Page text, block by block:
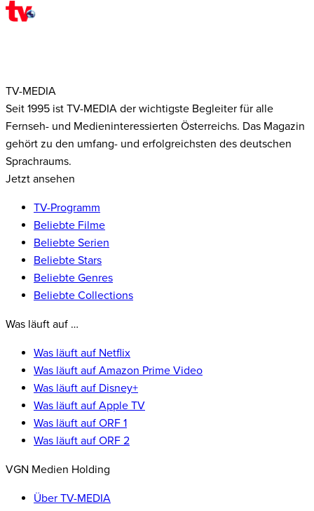
TV-MEDIA
Seit 1995 ist TV-MEDIA der wichtigste Begleiter für alle
Fernseh- und Medieninteressierten Österreichs. Das Magazin
gehört zu den umfang- und erfolgreichsten des deutschen
Sprachraums.
Jetzt ansehen
TV-Programm
Beliebte Filme
Beliebte Serien
Beliebte Stars
Beliebte Genres
Beliebte Collections
Was läuft auf …
Was läuft auf Netflix
Was läuft auf Amazon Prime Video
Was läuft auf Disney+
Was läuft auf Apple TV
Was läuft auf ORF 1
Was läuft auf ORF 2
VGN Medien Holding
Über TV-MEDIA